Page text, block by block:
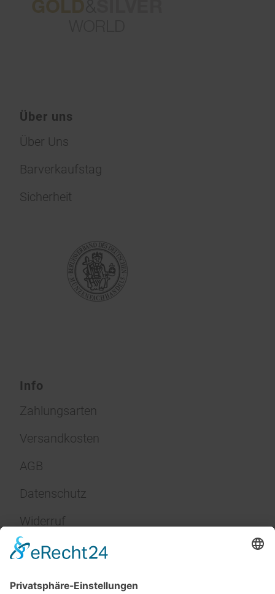
Über uns
Über Uns
Barverkaufstag
Sicherheit
Info
Zahlungsarten
Versandkosten
AGB
Datenschutz
Widerruf
Impressum